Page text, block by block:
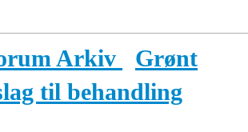
Arkiv
Grønt
til behandling